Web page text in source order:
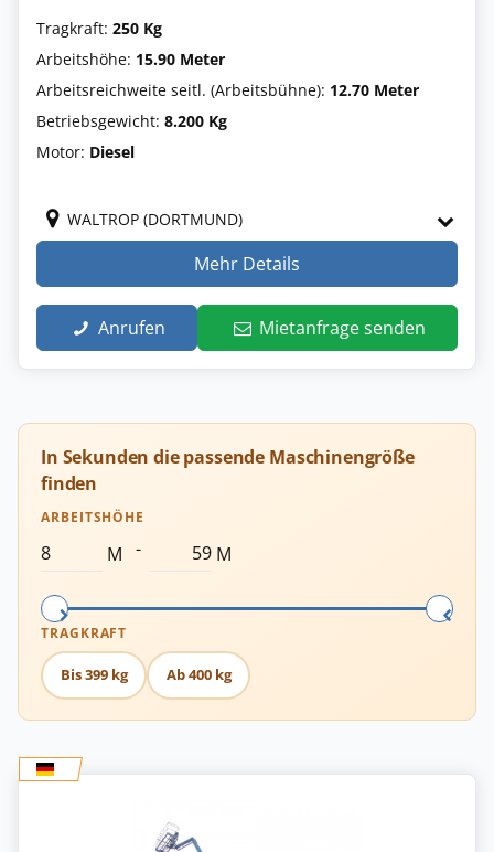
Tragkraft: 250 Kg
Arbeitshöhe: 15.90 Meter
Arbeitsreichweite seitl. (Arbeitsbühne): 12.70 Meter
Betriebsgewicht: 8.200 Kg
Motor: Diesel
WALTROP (DORTMUND)
Mehr Details
Anrufen Mietanfrage senden
In Sekunden die passende Maschinengröße
finden
ARBEITSHÖHE
M - M
TRAGKRAFT
Bis 399 kg Ab 400 kg